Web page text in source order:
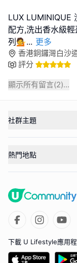
LUX LUMINIQUE
配方,洗出香水級
列💁... 更多
香港銅鑼灣白沙
評分
顯示所有留言(2)...
社群主題
熱門地點
下載 U Lifestyle應用